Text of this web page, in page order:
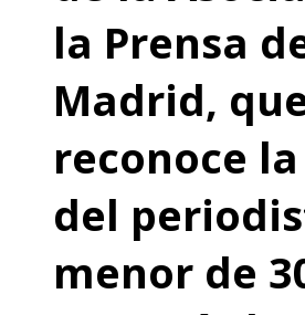
la Prensa
Madrid,
reconoce
del
menor de